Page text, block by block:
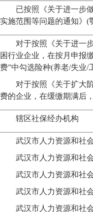
已按照《关于进一步
实施范围等问题的通知》 (
对于按照《关于进一
困行业企业，在按月申报
费”中勾选险种(养老/失业/
对于按照《关于扩大
费的企业，在缓缴期满后
辖区社保经办机构
武汉市人力资源和社
武汉市人力资源和社
武汉市人力资源和社
武汉市人力资源和社
武汉市人力资源和社